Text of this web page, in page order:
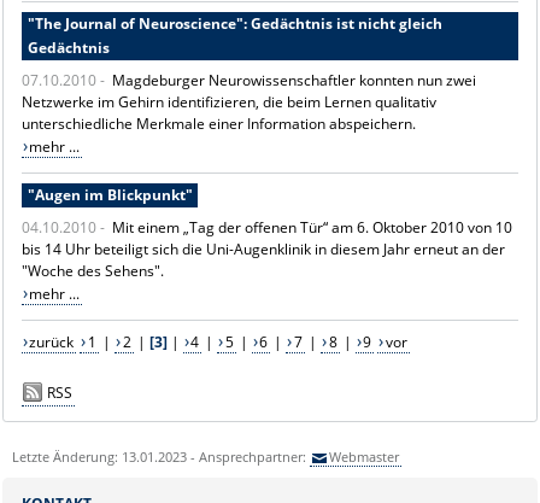
"The Journal of Neuroscience": Gedächtnis ist nicht gleich
Gedächtnis
07.10.2010 - Magdeburger Neurowissenschaftler konnten nun zwei
Netzwerke im Gehirn identifizieren, die beim Lernen qualitativ
unterschiedliche Merkmale einer Information abspeichern.
mehr ...
"Augen im Blickpunkt"
04.10.2010 - Mit einem „Tag der offenen Tür“ am 6. Oktober 2010 von 10
bis 14 Uhr beteiligt sich die Uni-Augenklinik in diesem Jahr erneut an der
"Woche des Sehens".
mehr ...
zurück 1 | 2 | [3]| 4 | 5 | 6 | 7 | 8 | 9 vor
RSS
Letzte Änderung: 13.01.2023 - Ansprechpartner: Webmaster